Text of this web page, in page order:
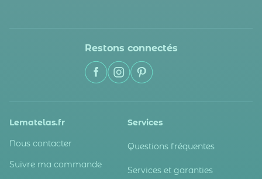
Restons connectés
Lematelas.fr
Nous contacter
Suivre ma commande
Services
Questions fréquentes
Services et garanties